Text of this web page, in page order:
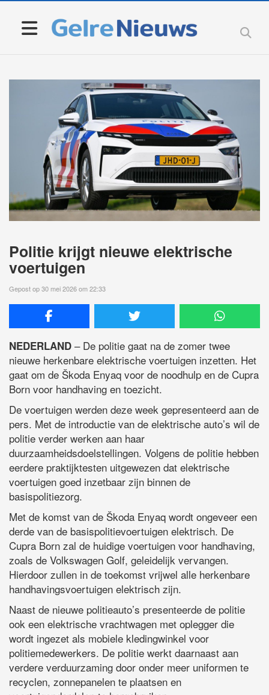
Politie krijgt nieuwe elektrische
voertuigen
Gepost op 30 mei 2026 om 22:33
NEDERLAND – De politie gaat na de zomer twee
nieuwe herkenbare elektrische voertuigen inzetten. Het
gaat om de Škoda Enyaq voor de noodhulp en de Cupra
Born voor handhaving en toezicht.
De voertuigen werden deze week gepresenteerd aan de
pers. Met de introductie van de elektrische auto’s wil de
politie verder werken aan haar
duurzaamheidsdoelstellingen. Volgens de politie hebben
eerdere praktijktesten uitgewezen dat elektrische
voertuigen goed inzetbaar zijn binnen de
basispolitiezorg.
Met de komst van de Škoda Enyaq wordt ongeveer een
derde van de basispolitievoertuigen elektrisch. De
Cupra Born zal de huidige voertuigen voor handhaving,
zoals de Volkswagen Golf, geleidelijk vervangen.
Hierdoor zullen in de toekomst vrijwel alle herkenbare
handhavingsvoertuigen elektrisch zijn.
Naast de nieuwe politieauto’s presenteerde de politie
ook een elektrische vrachtwagen met oplegger die
wordt ingezet als mobiele kledingwinkel voor
politiemedewerkers. De politie werkt daarnaast aan
verdere verduurzaming door onder meer uniformen te
recyclen, zonnepanelen te plaatsen en